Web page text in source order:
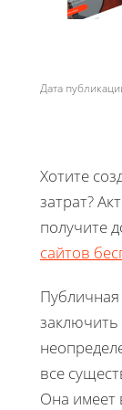
Дата
Хотите
затрат?
получите
сайтов
все
Она имеет